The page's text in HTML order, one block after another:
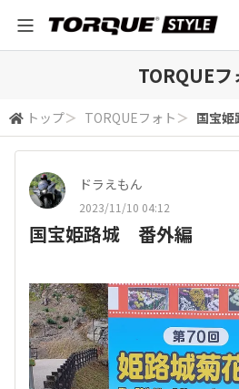
TORQUEフ
トップ＞ TORQUEフォト ＞ 国宝
ドラえもん
2023/11/10 04:12
国宝姫路城 番外編